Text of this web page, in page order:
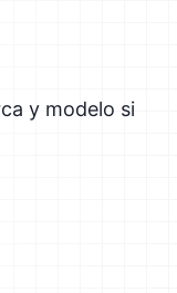
y modelo si